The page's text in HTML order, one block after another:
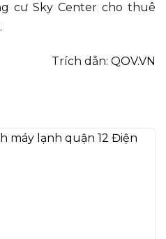
cư Sky Center cho thuê
Trích dẫn: QOV.VN